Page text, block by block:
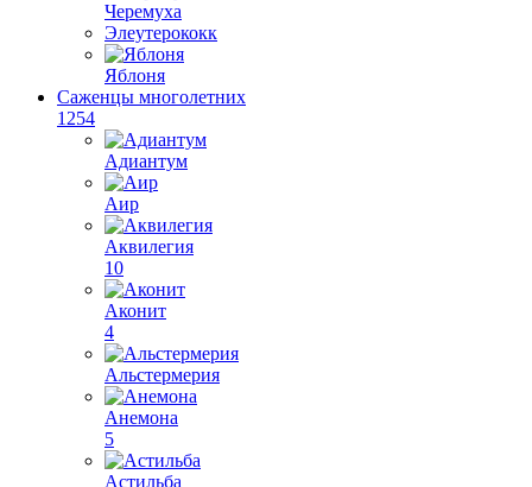
Черемуха
Элеутерококк
Яблоня
Саженцы многолетних
1254
Адиантум
Аир
Аквилегия
10
Аконит
4
Альстермерия
Анемона
5
Астильба